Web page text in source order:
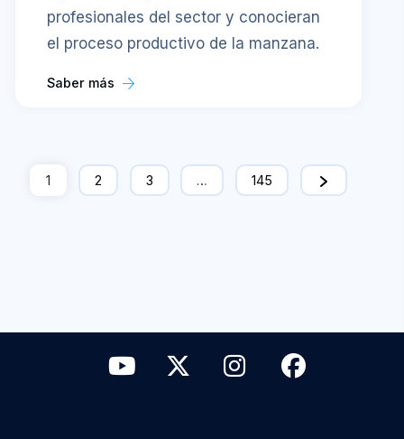
profesionales del sector y conocieran
el proceso productivo de la manzana.
Saber más
1 2 3 … 145